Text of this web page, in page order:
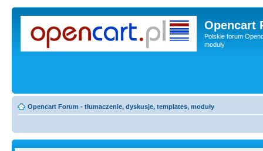
Opencart
Polskie forum
moduły
Opencart Forum - tłumaczenie, dyskusje, templates, moduły